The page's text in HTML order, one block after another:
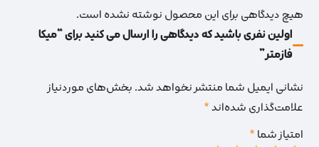
هیچ دیدگاهی برای این محصول نوشته نشده است.
اولین نفری باشید که دیدگاهی را ارسال می کنید برای “میکا
فازمتر”
نشانی ایمیل شما منتشر نخواهد شد.بخش‌های موردنیاز
علامت‌گذاری شده‌اند*
امتیاز شما*